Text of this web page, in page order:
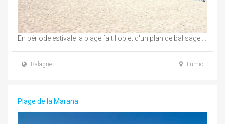
Balagne Lumio
Plage de la Marana